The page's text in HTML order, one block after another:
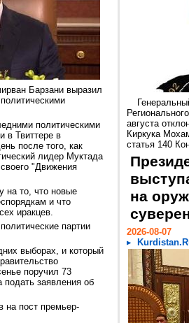
Барзани выразил
политическими
в Твиттере в
после того, как
лидер Муктада
"Движения
на то, что новые
и что
иракцев.
партии
выборах, и который
поручил 73
подать заявления об
на пост премьер-
августа
Киркука
статья 140
на
2026-08-07